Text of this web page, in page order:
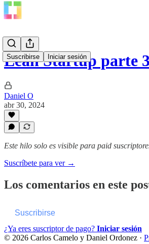
Suscribirse Iniciar sesión
Lean Startup parte
Daniel O
abr 30, 2024
Este hilo solo es visible para paid
Suscríbete para ver →
Los comentarios en este
Suscribirse
¿Ya eres suscriptor de pago? Iniciar sesión
© 2026 Carlos Camelo y Daniel Ordonez ·